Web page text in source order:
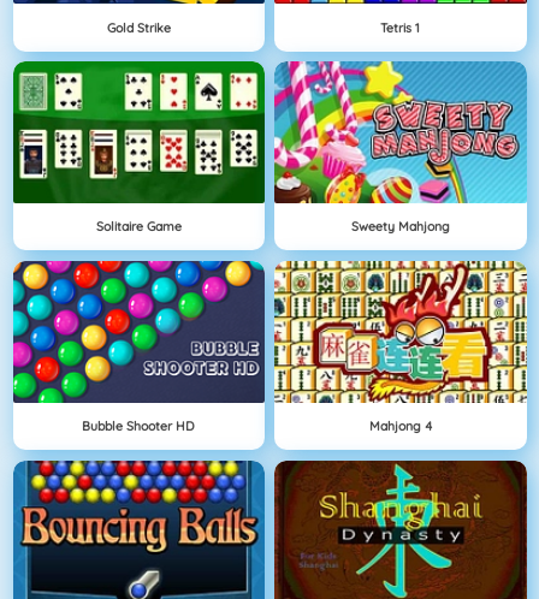
Gold Strike Tetris 1
Solitaire Game Sweety Mahjong
Bubble Shooter HD Mahjong 4